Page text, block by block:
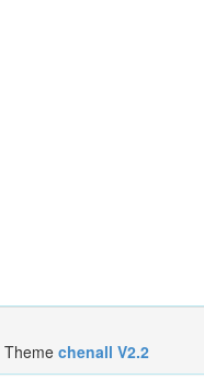
Theme chenall V2.2